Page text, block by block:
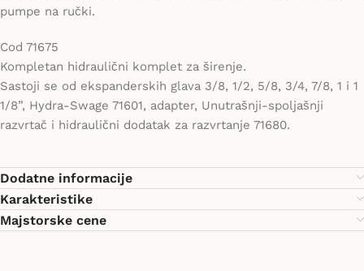
pumpe na ručki.
Cod 71675
Kompletan hidraulični komplet za širenje.
Sastoji se od ekspanderskih glava 3/8, 1/2, 5/8, 3/4, 7/8, 1 i 1
1/8”, Hydra-Swage 71601, adapter, Unutrašnji-spoljašnji
razvrtač i hidraulični dodatak za razvrtanje 71680.
Dodatne informacije
Karakteristike
Majstorske cene